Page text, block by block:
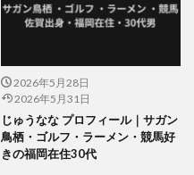
2026年5月28日
2026年5月31日
じゅうなな プロフィール｜サガン
鳥栖・ゴルフ・ラーメン・競馬好
きの福岡在住30代